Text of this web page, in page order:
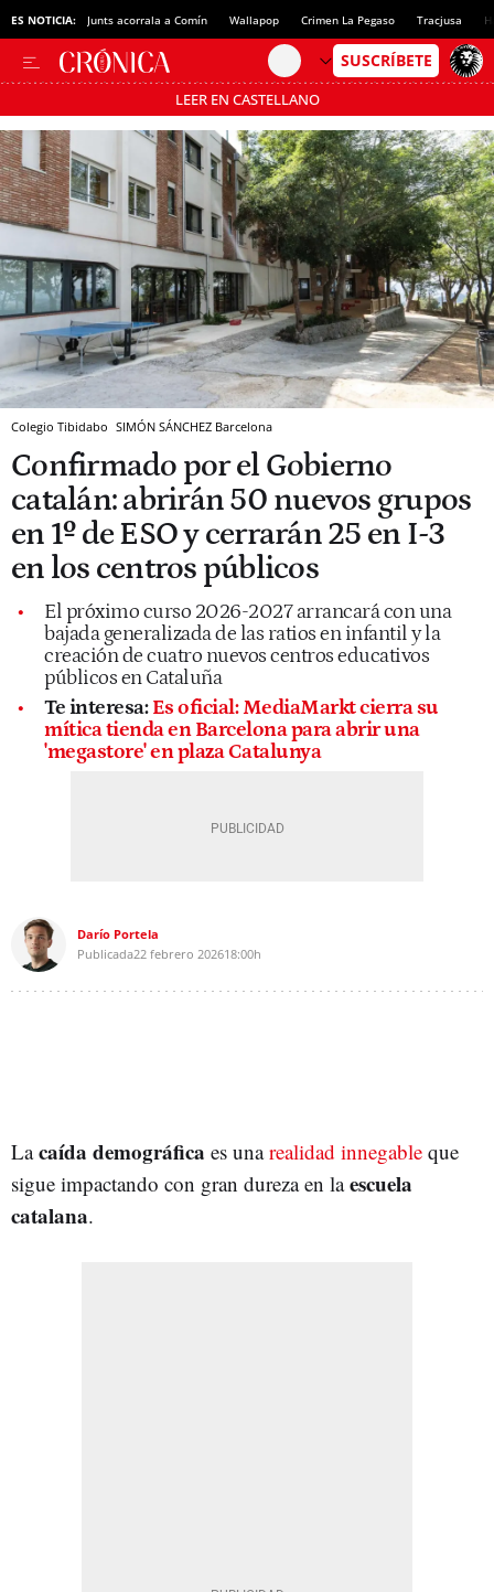
ES NOTICIA: Junts acorrala a Comín Wallapop Crimen La Pegaso Tracjusa
LEER EN CASTELLANO
Pásate al MODO AHORRO
Colegio Tibidabo SIMÓN SÁNCHEZ Barcelona
Confirmado por el Gobierno
catalán: abrirán 50 nuevos grupos
en 1º de ESO y cerrarán 25 en I-3
en los centros públicos
El próximo curso 2026-2027 arrancará con una
bajada generalizada de las ratios en infantil y la
creación de cuatro nuevos centros educativos
públicos en Cataluña
Te interesa:Es oficial: MediaMarkt cierra su
mítica tienda en Barcelona para abrir una
'megastore' en plaza Catalunya
Darío Portela
Publicada22 febrero 202618:00h
Lacaída demográfica es unarealidad innegable que
sigue impactando con gran dureza en laescuela
catalana.